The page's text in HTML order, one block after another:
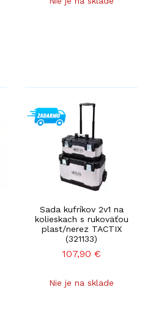
Sada kufríkov 2v1 na
kolieskach s rukoväťou
plast/nerez TACTIX
(321133)
107,90 €
Nie je na sklade